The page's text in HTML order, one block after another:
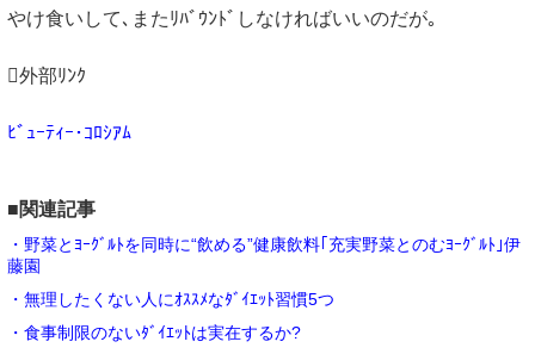
やけ食いして､またﾘﾊﾞｳﾝﾄﾞしなければいいのだが｡
外部ﾘﾝｸ
ﾋﾞｭｰﾃｨｰ･ｺﾛｼｱﾑ
■関連記事
・野菜とﾖｰｸﾞﾙﾄを同時に“飲める”健康飲料｢充実野菜とのむﾖｰｸﾞﾙﾄ｣伊
藤園
・無理したくない人にｵｽｽﾒなﾀﾞｲｴｯﾄ習慣5つ
・食事制限のないﾀﾞｲｴｯﾄは実在するか?